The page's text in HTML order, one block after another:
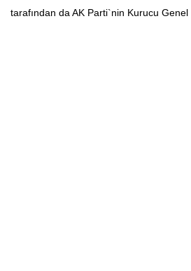
tarafından da AK Parti`nin Kurucu Genel